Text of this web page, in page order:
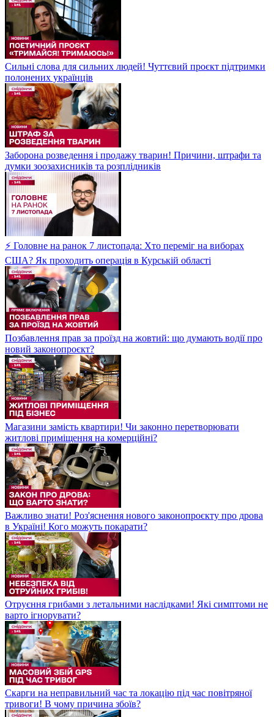
Сильні слова для сильних людей! Чуттєвий проєкт підтримки
полонених українців
Заборона розведення і продажу тварин! Причини, штрафи та
думки зоозахисників та розплідників
⚡ Головне на ранок 7 листопада: Хто переміг на виборах
США? Як проходить операція в Курській області
Позбавлення прав за проїзд на жовтий: що думають водії про
новий законопроєкт?
Магазини замість квартири! Чи законно перетворювати
житлові приміщення на комерційні?
Важливо знати! Роз'яснення нового законопроєкту про дрова
в Україні! Кого можуть покарати?
Отруєння грибами з летальними наслідками! Які симптоми не
варто ігнорувати?
Скарги на неправильний час та локацію під час повітряної
тривоги! В чому причина збоїв?